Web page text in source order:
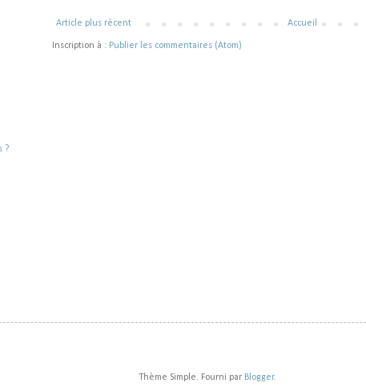
Article plus récent Accueil
Inscription à : Publier les commentaires (Atom)
?
Thème Simple. Fourni par Blogger.